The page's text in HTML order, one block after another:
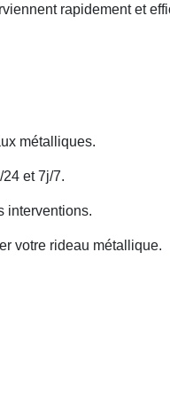
rapidement et
métalliques.
et 7j/7.
interventions.
votre rideau métallique.